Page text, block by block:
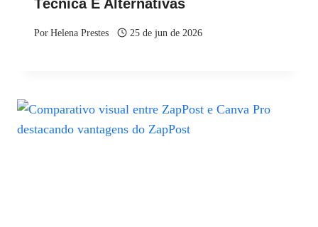
Técnica E Alternativas
PorHelena Prestes 25 de jun de 2026